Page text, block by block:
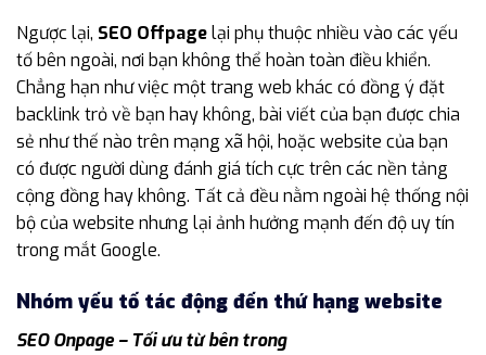
Ngược lại, SEO Offpagelại phụ thuộc nhiều vào các yếu
tố bên ngoài, nơi bạn không thể hoàn toàn điều khiển.
Chẳng hạn như việc một trang web khác có đồng ý đặt
backlink trỏ về bạn hay không, bài viết của bạn được chia
sẻ như thế nào trên mạng xã hội, hoặc website của bạn
có được người dùng đánh giá tích cực trên các nền tảng
cộng đồng hay không. Tất cả đều nằm ngoài hệ thống nội
bộ của website nhưng lại ảnh hưởng mạnh đến độ uy tín
trong mắt Google.
Nhóm yếu tố tác động đến thứ hạng website
SEO Onpage – Tối ưu từ bên trong